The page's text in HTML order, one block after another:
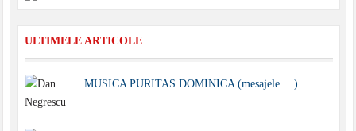
ULTIMELE ARTICOLE
MUSICA PURITAS DOMINICA (mesajele… )